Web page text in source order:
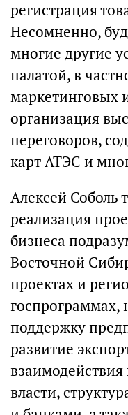
регистрация
Несомненно,
многие другие
палатой, в
маркетинговых
организация
переговоров,
карт АТЭС и
Алексей Соболь
реализация
бизнеса
Восточной
проектах и
госпрограммах,
поддержку
развитие
власти,